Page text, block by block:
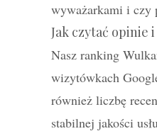
wyważarkami i czy
Jak czytać opinie
Nasz ranking
wizytówkach
również liczbę
stabilnej jakości